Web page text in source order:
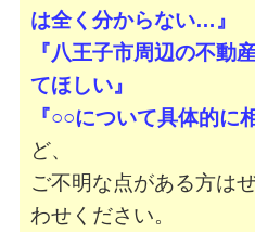
は全く分からない…』
『八王子市周辺の不動
てほしい』
『○○について具体的に
ど、
ご不明な点がある方は
わせください。